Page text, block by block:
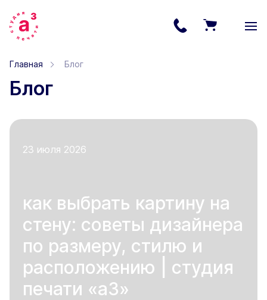
Главная Блог
Блог
23 июля 2026
как выбрать картину на
стену: советы дизайнера
по размеру, стилю и
расположению | студия
печати «а3»